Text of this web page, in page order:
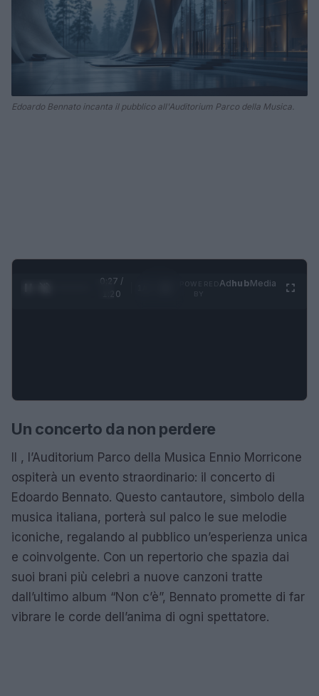
Edoardo Bennato incanta il pubblico all'Auditorium Parco della Musica.
0:28 /
1:20
AdhubMedia
Un concerto da non perdere
Il , l’Auditorium Parco della Musica Ennio Morricone
ospiterà un evento straordinario: il concerto di
Edoardo Bennato. Questo cantautore, simbolo della
musica italiana, porterà sul palco le sue melodie
iconiche, regalando al pubblico un’esperienza unica
e coinvolgente. Con un repertorio che spazia dai
suoi brani più celebri a nuove canzoni tratte
dall’ultimo album “Non c’è”, Bennato promette di far
vibrare le corde dell’anima di ogni spettatore.